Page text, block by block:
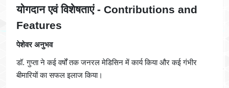
योगदान एवं विशेषताएं - Contributions and
Features
पेशेवर अनुभव
डॉ. गुप्ता ने कई वर्षों तक जनरल मेडिसिन में कार्य किया और कई गंभीर
बीमारियों का सफल इलाज किया।